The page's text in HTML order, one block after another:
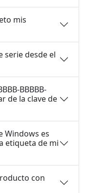
mis
serie desde el
BBBBB-
de la clave de
Windows es
etiqueta de mi
con